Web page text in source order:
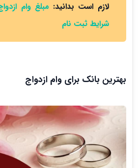
لازم است بدانید:
شرایط ثبت نام
بهترین بانک برای وام ازدواج